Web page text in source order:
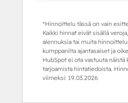
*Hinnoittelu tässä on vain
Kaikki hinnat eivät sisällä
alennuksia tai muita
kumppanilta ajantasaiset ja
HubSpot ei ota vastuuta
tarjoamista hintatiedoista.
viimeksi: 19.03.2026